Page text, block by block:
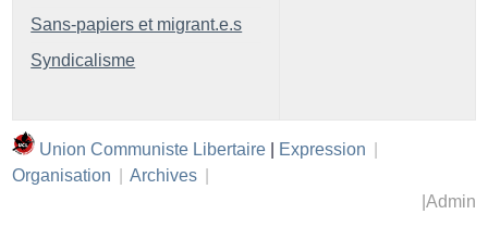
Sans-papiers et migrant.e.s
Syndicalisme
Union Communiste Libertaire Expression
Organisation
Archives
Admin